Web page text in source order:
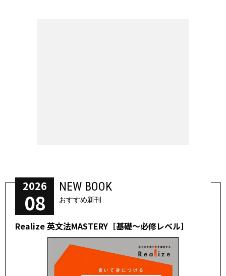
2026
08
NEW BOOK
おすすめ新刊
Realize 英文法MASTERY［基礎～必修レベル］